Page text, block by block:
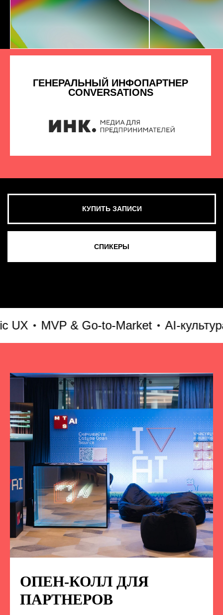
MVP & Go-to-Market AI-культура и
ОПЕН-КОЛЛ ДЛЯ
ПАРТНЕРОВ
ПОДПИСЫВАЙТЕСЬ
НА НАС В СОЦСЕТЯХ